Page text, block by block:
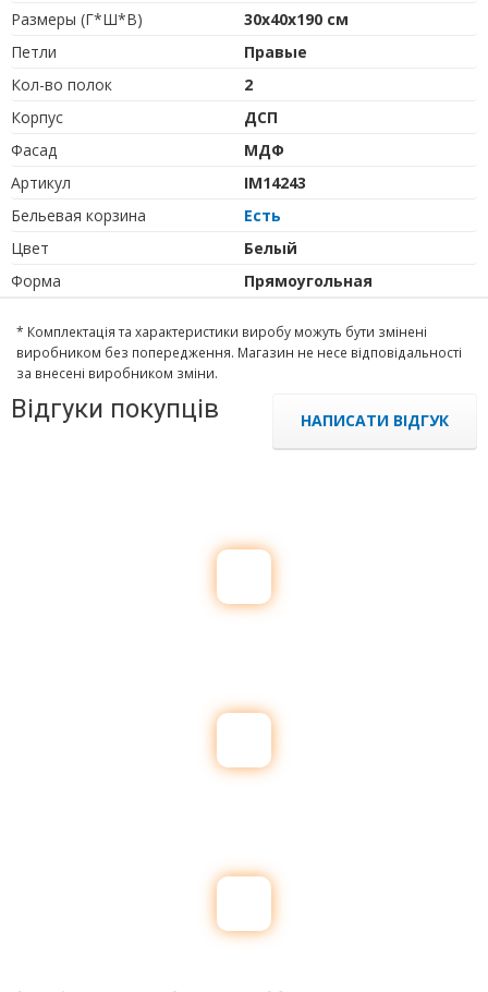
Размеры (Г*Ш*В)
30х40х190 см
Петли
Правые
Кол-во полок
2
Корпус
ДСП
Фасад
МДФ
Артикул
IM14243
Бельевая корзина
Есть
Цвет
Белый
Форма
Прямоугольная
* Комплектація та характеристики виробу можуть бути змінені
виробником без попередження. Магазин не несе відповідальності
за внесені виробником зміни.
Відгуки покупців НАПИСАТИ ВІДГУК